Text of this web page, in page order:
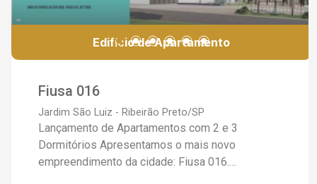
Edifício de Apartamento
Fiusa 016
Jardim São Luiz - Ribeirão Preto/SP
Lançamento de Apartamentos com 2 e 3
Dormitórios Apresentamos o mais novo
empreendimento da cidade: Fiusa 016.